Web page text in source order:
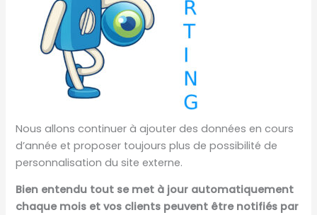
Nous allons continuer à ajouter des données en cours
d’année et proposer toujours plus de possibilité de
personnalisation du site externe.
Bien entendu tout se met à jour automatiquement
chaque mois et vos clients peuvent être notifiés par